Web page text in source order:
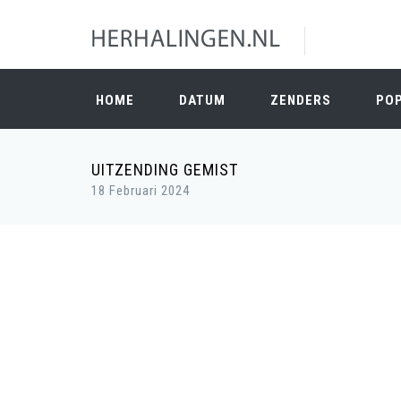
HOME DATUM ZENDERS
UITZENDING GEMIST
18 Februari 2024